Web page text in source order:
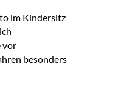
im Kindersitz
vor
besonders